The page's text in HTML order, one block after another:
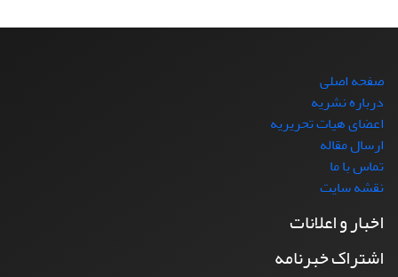
صفحه اصلی
درباره نشریه
اعضای هیات تحریریه
ارسال مقاله
تماس با ما
نقشه سایت
اخبار و اعلانات
اشتراک خبرنامه